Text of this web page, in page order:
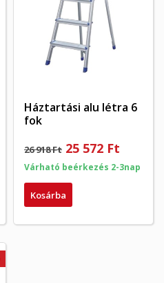
Háztartási alu létra 6
fok
26 918 Ft 25 572 Ft
Várható beérkezés 2-3nap
Kosárba